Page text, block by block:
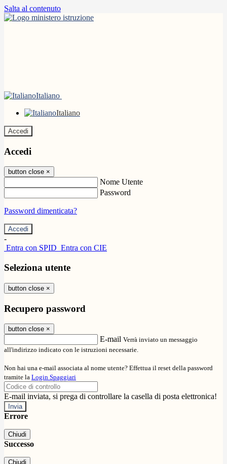
Salta al contenuto
Italiano
Italiano
Accedi
Accedi
button close ×
Nome Utente
Password
Password dimenticata?
-
Entra con SPID Entra con CIE
Seleziona utente
button close ×
Recupero password
button close ×
E-mail Verrà inviato un messaggio
all'indirizzo indicato con le istruzioni necessarie.
Non hai una e-mail associata al nome utente? Effettua il reset della password
tramite la Login Spaggiari
E-mail inviata, si prega di controllare la casella di posta elettronica!
Errore
Chiudi
Successo
Chiudi